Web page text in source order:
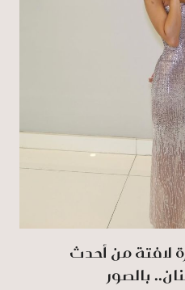
لافتة من أحدث
بالصور